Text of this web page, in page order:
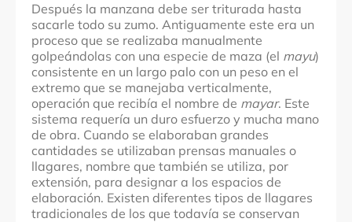
Después la manzana debe ser triturada hasta
sacarle todo su zumo. Antiguamente este era un
proceso que se realizaba manualmente
golpeándolas con una especie de maza (el mayu)
consistente en un largo palo con un peso en el
extremo que se manejaba verticalmente,
operación que recibía el nombre de mayar. Este
sistema requería un duro esfuerzo y mucha mano
de obra. Cuando se elaboraban grandes
cantidades se utilizaban prensas manuales o
llagares, nombre que también se utiliza, por
extensión, para designar a los espacios de
elaboración. Existen diferentes tipos de llagares
tradicionales de los que todavía se conservan